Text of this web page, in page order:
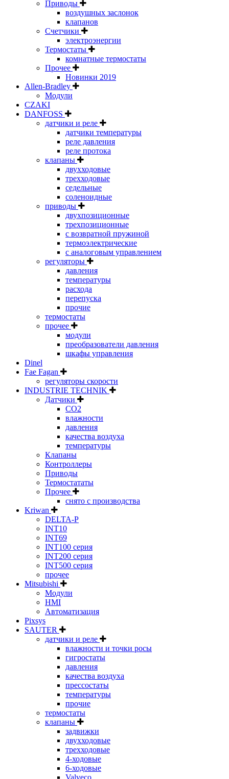
Приводы
воздушных заслонок
клапанов
Счетчики
электроэнергии
Термостаты
комнатные термостаты
Прочее
Новинки 2019
Allen-Bradley
Модули
CZAKI
DANFOSS
датчики и реле
датчики температуры
реле давления
реле протока
клапаны
двухходовые
трехходовые
седельные
соленоидные
приводы
двухпозиционные
трехпозиционные
с возвратной пружиной
термоэлектрические
с аналоговым управлением
регуляторы
давления
температуры
расхода
перепуска
прочие
термостаты
прочее
модули
преобразователи давления
шкафы управления
Dinel
Fae Fagan
регуляторы скорости
INDUSTRIE TECHNIK
Датчики
CO2
влажности
давления
качества воздуха
температуры
Клапаны
Контроллеры
Приводы
Термостататы
Прочее
снято с производства
Kriwan
DELTA-P
INT10
INT69
INT100 серия
INT200 серия
INT500 серия
прочее
Mitsubishi
Модули
HMI
Автоматизация
Pixsys
SAUTER
датчики и реле
влажности и точки росы
гигростаты
давления
качества воздуха
прессостаты
температуры
прочие
термостаты
клапаны
задвижки
двухходовые
трехходовые
4-ходовые
6-ходовые